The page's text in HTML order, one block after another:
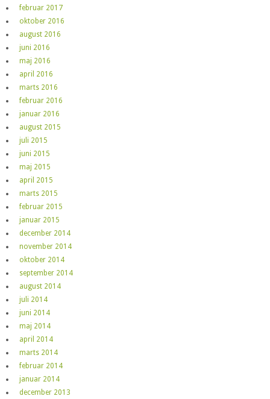
februar 2017
oktober 2016
august 2016
juni 2016
maj 2016
april 2016
marts 2016
februar 2016
januar 2016
august 2015
juli 2015
juni 2015
maj 2015
april 2015
marts 2015
februar 2015
januar 2015
december 2014
november 2014
oktober 2014
september 2014
august 2014
juli 2014
juni 2014
maj 2014
april 2014
marts 2014
februar 2014
januar 2014
december 2013